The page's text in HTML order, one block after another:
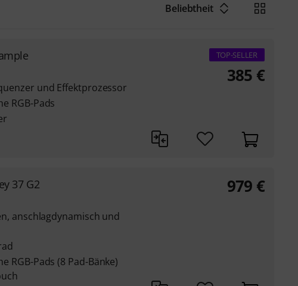
Beliebtheit
und Effektprozessor
RGB-Pads
TOP-SELLER
385 €
37 G2
anschlagdynamisch und
RGB-Pads (8 Pad-Bänke)
979 €